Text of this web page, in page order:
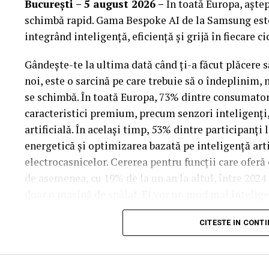
Orange Shop Park Lake (12:00 – 20:00)
Incepand cu luni, 3.08, batarile pot fi comandate si
Intre 3 si 6 august: 10:00 – 20:00
Vineri, 7 august: 10:00 – 13:00
Ridicarea bratarilor inainte de festival se poate
abonamente sau invitatii de tip full pass.
Accesul i n festival
Intrarea in festival se face, ca in fiecare an, din
București – 5 august 2026 – În toată Europa,
schimbă rapid. Gama Bespoke AI de la Samsung
integrând inteligență, eficiență și grijă în fiecare
Gândește-te la ultima dată când ți-a făcut plăcere
noi, este o sarcină pe care trebuie să o îndeplinim,
se schimbă. În toată Europa, 73% dintre
caracteristici premium, precum senzori
artificială. În același timp, 53% dintre participanți
energetică și optimizarea bazată pe inteligență
electrocasnicelor. Cererea pentru funcții care
de asemenea, cu 19% de la un an la altul, între
Inteligență care se adaptează la tine
Am parcurs un drum lung de la primele mașini de
CITESTE IN